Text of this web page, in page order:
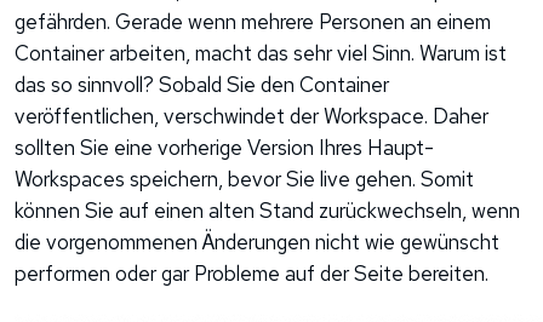
gefährden. Gerade wenn mehrere Personen an einem
Container arbeiten, macht das sehr viel Sinn. Warum ist
das so sinnvoll? Sobald Sie den Container
veröffentlichen, verschwindet der Workspace. Daher
sollten Sie eine vorherige Version Ihres Haupt-
Workspaces speichern, bevor Sie live gehen. Somit
können Sie auf einen alten Stand zurückwechseln, wenn
die vorgenommenen Änderungen nicht wie gewünscht
performen oder gar Probleme auf der Seite bereiten.